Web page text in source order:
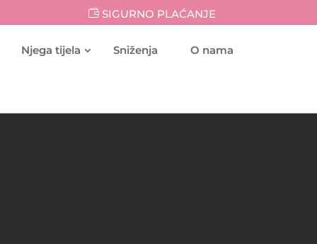
SIGURNO PLAĆANJE
Njega tijela Sniženja O nama